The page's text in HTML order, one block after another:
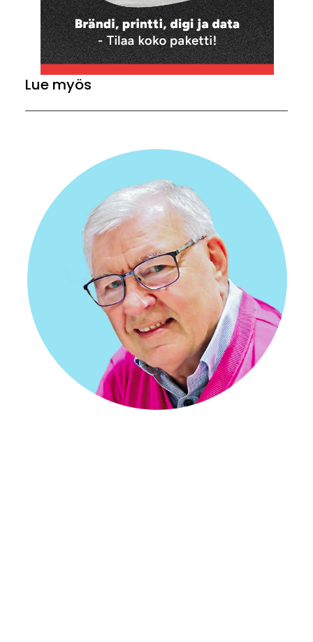
Lue myös